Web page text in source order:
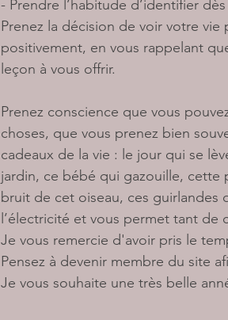
- Prendre l’habitude d’identifier
Prenez la décision de voir votre
positivement, en vous rappelant
leçon à vous offrir.
Prenez conscience que vous
choses, que vous prenez bien
cadeaux de la vie : le jour qui se
jardin, ce bébé qui gazouille, cette
bruit de cet oiseau, ces
l’électricité et vous permet tant de
Je vous remercie d'avoir pris le
Pensez à devenir membre du site
Je vous souhaite une très belle